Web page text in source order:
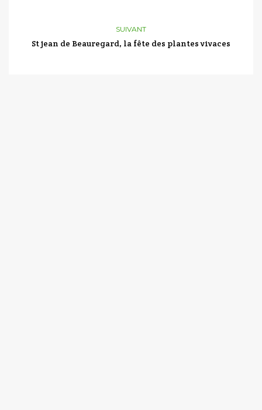
SUIVANT
St jean de Beauregard, la fête des plantes vivaces